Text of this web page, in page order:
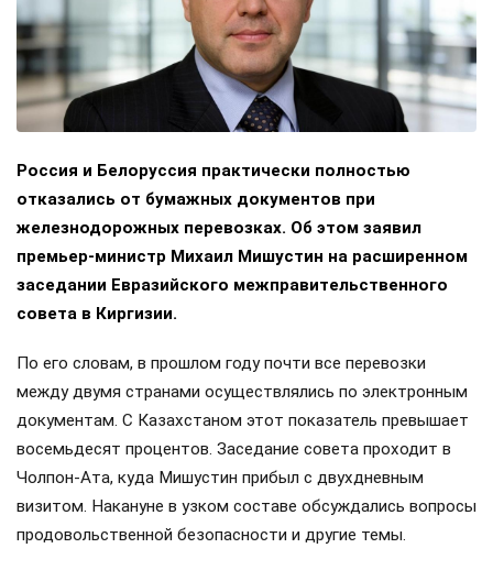
Россия и Белоруссия практически полностью
отказались от бумажных документов при
железнодорожных перевозках. Об этом заявил
премьер-министр Михаил Мишустин на расширенном
заседании Евразийского межправительственного
совета в Киргизии.
По его словам, в прошлом году почти все перевозки
между двумя странами осуществлялись по электронным
документам. С Казахстаном этот показатель превышает
восемьдесят процентов. Заседание совета проходит в
Чолпон-Ата, куда Мишустин прибыл с двухдневным
визитом. Накануне в узком составе обсуждались вопросы
продовольственной безопасности и другие темы.